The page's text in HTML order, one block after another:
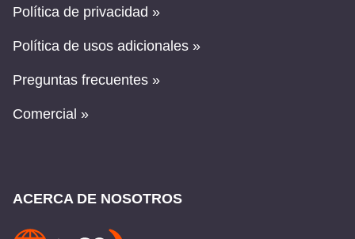
Política de privacidad »
Política de usos adicionales »
Preguntas frecuentes »
Comercial »
ACERCA DE NOSOTROS